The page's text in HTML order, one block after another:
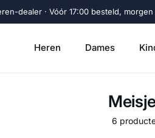
dealer · Vóór 17:00 besteld,
Heren Dames
6